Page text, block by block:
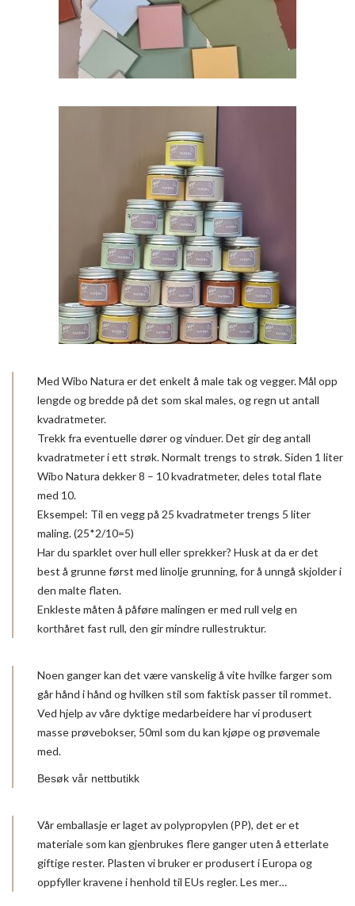
Med Wibo Natura er det enkelt å male tak og vegger. Mål opp
lengde og bredde på det som skal males, og regn ut antall
kvadratmeter.
Trekk fra eventuelle dører og vinduer. Det gir deg antall
kvadratmeter i ett strøk. Normalt trengs to strøk. Siden 1 liter
Wibo Natura dekker 8 – 10 kvadratmeter, deles total flate
med 10.
Eksempel: Til en vegg på 25 kvadratmeter trengs 5 liter
maling. (25*2/10=5)
Har du sparklet over hull eller sprekker? Husk at da er det
best å grunne først med linolje grunning, for å unngå skjolder i
den malte flaten.
Enkleste måten å påføre malingen er med rull velg en
korthåret fast rull, den gir mindre rullestruktur.
Noen ganger kan det være vanskelig å vite hvilke farger som
går hånd i hånd og hvilken stil som faktisk passer til rommet.
Ved hjelp av våre dyktige medarbeidere har vi produsert
masse prøvebokser, 50ml som du kan kjøpe og prøvemale
med.
Besøk vår nettbutikk
Vår emballasje er laget av polypropylen (PP), det er et
materiale som kan gjenbrukes flere ganger uten å etterlate
giftige rester. Plasten vi bruker er produsert i Europa og
oppfyller kravene i henhold til EUs regler.Les mer…